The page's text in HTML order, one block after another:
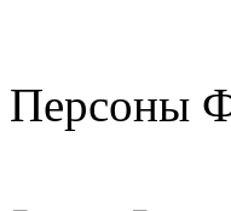
Персоны